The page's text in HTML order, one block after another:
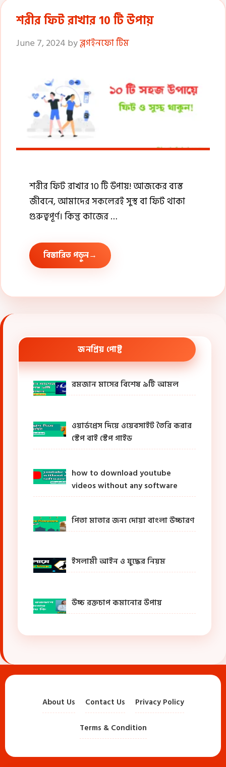
শরীর ফিট রাখার 10 টি উপায়
June 7, 2024 byব্লগইনফো টিম
শরীর ফিট রাখার 10 টি উপায়! আজকের ব্যস্ত
জীবনে, আমাদের সকলেরই সুস্থ বা ফিট থাকা
গুরুত্বপূর্ণ। কিন্তু কাজের …
বিস্তারিত পড়ুন
জনপ্রিয় পোষ্ট
রমজান মাসের বিশেষ ৯টি আমল
ওয়ার্ডপ্রেস দিয়ে ওয়েবসাইট তৈরি করার
স্টেপ বাই স্টেপ গাইড
how to download youtube
videos without any software
পিতা মাতার জন্য দোয়া বাংলা উচ্চারণ
ইসলামী আইন ও যুদ্ধের নিয়ম
উচ্চ রক্তচাপ কমানোর উপায়
About Us Contact Us Privacy Policy
Terms & Condition